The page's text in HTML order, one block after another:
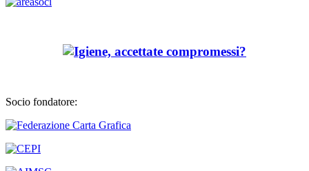
Socio fondatore: